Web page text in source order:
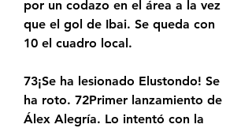
por un codazo en el área a la vez
que el gol de Ibai. Se queda con
10 el cuadro local.
73¡Se ha lesionado Elustondo! Se
ha roto. 72Primer lanzamiento de
Álex Alegría. Lo intentó con la